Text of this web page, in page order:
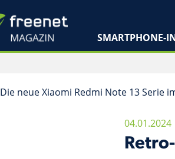
SMARTPHONE-
Die neue Xiaomi Redmi Note 13 Serie
04.01.2024